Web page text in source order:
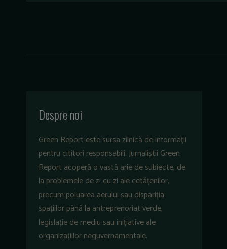
Despre noi
Green Report este sursa zilnică de informații
pentru cititori responsabili. Jurnaliștii Green
Report acoperă o vastă arie de subiecte, de
la problemele de zi cu zi ale cetățenilor,
precum poluarea aerului sau dispariția
spațiilor până la antreprenoriat verde,
legislație de mediu sau inițiative ale
organizațiilor neguvernamentale.